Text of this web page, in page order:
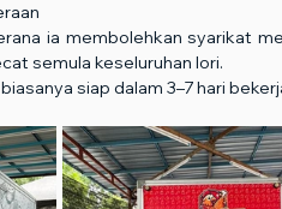
ia membolehkan syarikat
semula keseluruhan lori.
siap dalam 3–7 hari